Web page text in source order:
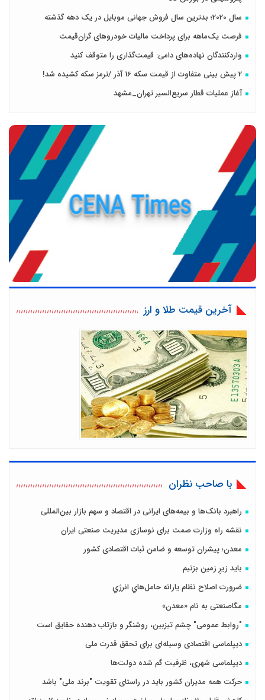
سال 2020؛ بدترین سال فروش جهانی موبایل در یک دهه گذشته
فرصت یک‌ماهه برای پرداخت مالیات خودروهای گران‌قیمت
واردکنندگان نهاده‌های دامی: قیمت‌گذاری را متوقف کنید
2 پیش بینی متفاوت از قیمت سکه 16 آذر /ترمز سکه کشیده شد!
آغاز عملیات قطار سریع‌السیر تهران_مشهد
آخرین قیمت طلا و ارز
با صاحب نظران
راهبرد بانک‌ها و بیمه‌های ایرانی در اقتصاد و سهم بازار بین‌المللی
نقشه راه وزارت صمت برای نوسازی مدیریت صنعتی ایران
معدن؛ پیشران توسعه و ضامن ثبات اقتصادی کشور
باید زیرِ زمین بزنیم
ضرورت اصلاح نظام يارانه حامل‌هاي انرژي
مگاصنعتی به نام «معدن»
"روابط عمومی" چشم تیزبین، روشنگر و بازتاب دهنده حقایق است
دیپلماسی اقتصادی وسیله‌ای برای تحقق قدرت ملی
دیپلماسی شهری، ظرفیت گم شده دولت‌ها
حرکت همه مدیران کشور باید در راستای تقویت "برند ملی" باشد